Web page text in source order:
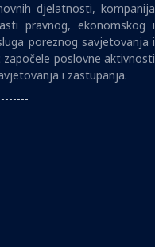
djelatnosti, kompanija
pravnog, ekonomskog i
poreznog savjetovanja i
poslovne aktivnosti
i zastupanja.